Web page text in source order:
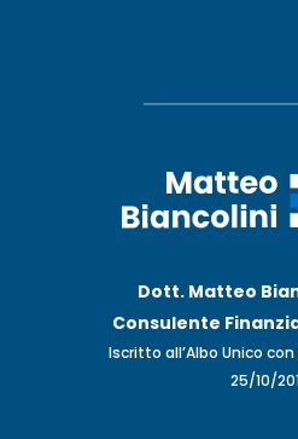
Dott. Matteo
Consulente
Iscritto all’Albo Unico
25/10/